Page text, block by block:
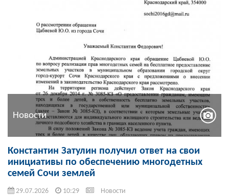
Новости
Константин Затулин получил ответ на свои
инициативы по обеспечению многодетных
семей Сочи землей
29.07.2026 10:29 Новости